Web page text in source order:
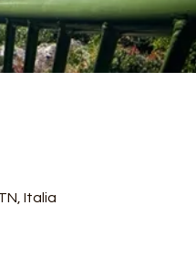
Italia